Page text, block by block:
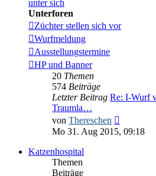
unter sich
Unterforen
Züchter stellen sich vor
Wurfmeldung
Ausstellungstermine
HP und Banner
20 Themen
574 Beiträge
Letzter Beitrag Re: I-Wurf
Traumla…
von Thereschen
Beitrag
Mo 31. Aug 2015, 09:18
Katzenhospital
Themen
Beiträge